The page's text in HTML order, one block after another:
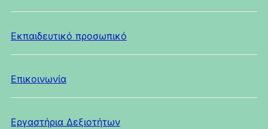
Εκπαιδευτικό προσωπικό
Επικοινωνία
Εργαστήρια Δεξιοτήτων